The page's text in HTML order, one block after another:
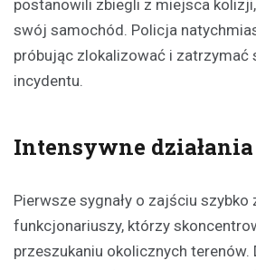
postanowili zbiegli z miejsca
swój samochód. Policja
próbując zlokalizować i zatrzymać
incydentu.
Intensywne
Pierwsze sygnały o zajściu szybko
funkcjonariuszy, którzy
przeszukaniu okolicznych terenów.